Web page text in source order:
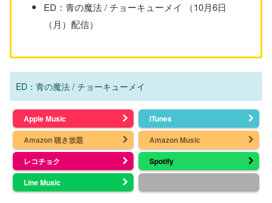
ED：青の魔法 / チョーキューメイ （10月6日
（月）配信）
ED：青の魔法 / チョーキューメイ
Apple Music
iTunes
Amazon 聴き放題
Amazon Music
レコチョク
Spotify
Line Music